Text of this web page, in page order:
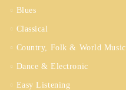
Blues
Classical
Country, Folk & World Music
Dance & Electronic
Easy Listening